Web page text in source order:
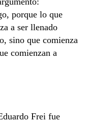
porque lo que
a ser llenado
sino que comienza
comienzan a
Frei fue